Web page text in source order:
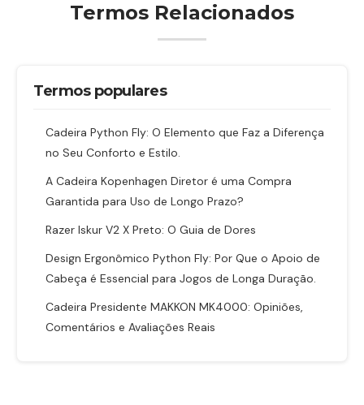
Termos Relacionados
Termos populares
Cadeira Python Fly: O Elemento que Faz a Diferença
no Seu Conforto e Estilo.
A Cadeira Kopenhagen Diretor é uma Compra
Garantida para Uso de Longo Prazo?
Razer Iskur V2 X Preto: O Guia de Dores
Design Ergonômico Python Fly: Por Que o Apoio de
Cabeça é Essencial para Jogos de Longa Duração.
Cadeira Presidente MAKKON MK4000: Opiniões,
Comentários e Avaliações Reais